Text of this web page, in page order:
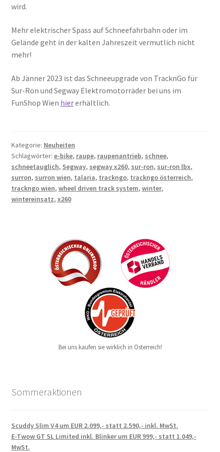
wird.
Mehr elektrischer Spass auf Schneefahrbahn oder im
Gelände geht in der kalten Jahreszeit vermutlich nicht
mehr!
Ab Jänner 2023 ist das Schneeupgrade von TracknGo für
Sur-Ron und Segway Elektromotorräder bei uns im
FunShop Wien hiererhältlich.
Kategorie: Neuheiten
Schlagwörter: e-bike, raupe, raupenantrieb, schnee,
schneetauglich, Segway, segway x260, sur-ron, sur-ron lbx,
surron, surron wien, talaria, trackngo, trackngo österreich,
trackngo wien, wheel driven track system, winter,
wintereinsatz, x260
Bei uns kaufen sie wirklich in Österreich!
Sommeraktionen
Scuddy Slim V4 um EUR 2.099,- statt 2.590,- inkl. MwSt.
E-Twow GT SL Limited inkl. Blinker um EUR 999,- statt 1.049,-
MwSt.